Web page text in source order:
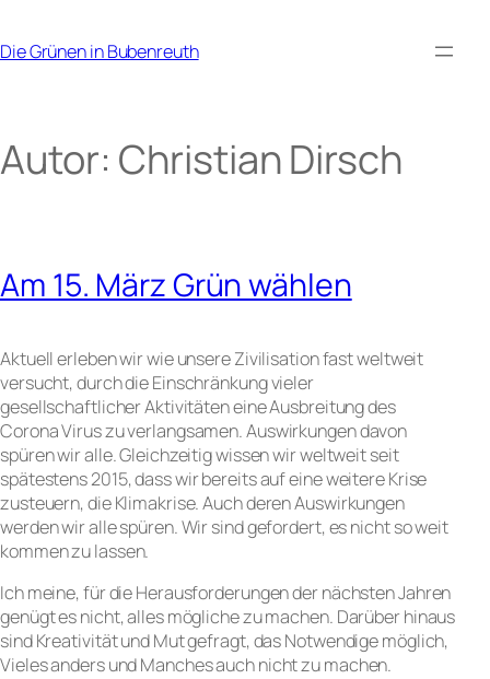
springen
Die Grünen in Bubenreuth
Autor: Christian Dirsch
Am 15. März Grün wählen
Aktuell erleben wir wie unsere Zivilisation fast weltweit
versucht, durch die Einschränkung vieler
gesellschaftlicher Aktivitäten eine Ausbreitung des
Corona Virus zu verlangsamen. Auswirkungen davon
spüren wir alle. Gleichzeitig wissen wir weltweit seit
spätestens 2015, dass wir bereits auf eine weitere Krise
zusteuern, die Klimakrise. Auch deren Auswirkungen
werden wir alle spüren. Wir sind gefordert, es nicht so weit
kommen zu lassen.
Ich meine, für die Herausforderungen der nächsten Jahren
genügt es nicht, alles mögliche zu machen. Darüber hinaus
sind Kreativität und Mut gefragt, das Notwendige möglich,
Vieles anders und Manches auch nicht zu machen.